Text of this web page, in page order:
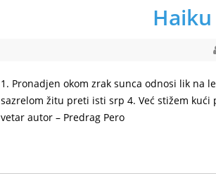
1. Pronadjen okom zrak sunca odnosi lik na
sazrelom žitu preti isti srp 4. Već stižem
vetar autor – Predrag Pero